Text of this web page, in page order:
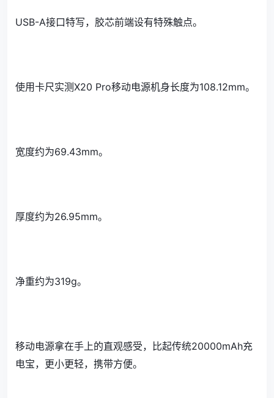
USB-A接口特写，胶芯前端设有特殊触点。
使用卡尺实测X20 Pro移动电源机身长度为108.12mm。
宽度约为69.43mm。
厚度约为26.95mm。
净重约为319g。
移动电源拿在手上的直观感受，比起传统20000mAh充
电宝，更小更轻，携带方便。